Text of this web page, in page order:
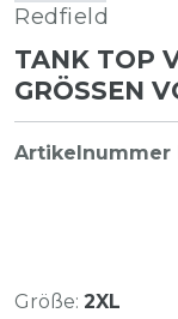
Redfield
TANK TOP
RÖSSEN
Artikelnummer
Größe: 2XL